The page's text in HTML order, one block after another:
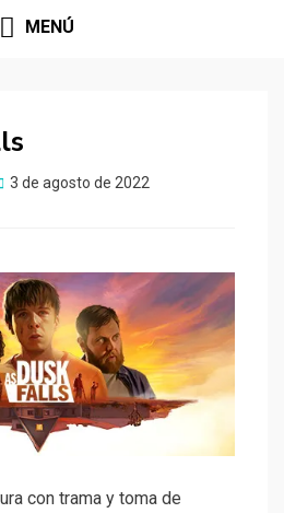
MENÚ
3 de agosto de 2022
con trama y toma de